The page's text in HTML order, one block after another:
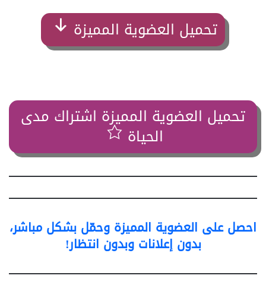
تحميل العضوية المميزة
تحميل العضوية المميزة اشتراك مدى
الحياة
احصل على العضوية المميزة وحمّل بشكل مباشر،
بدون إعلانات وبدون انتظار!